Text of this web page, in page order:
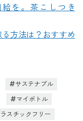
を。茶こしつき
方法は？おすすめ
サステナブル
マイボトル
スチックフリー